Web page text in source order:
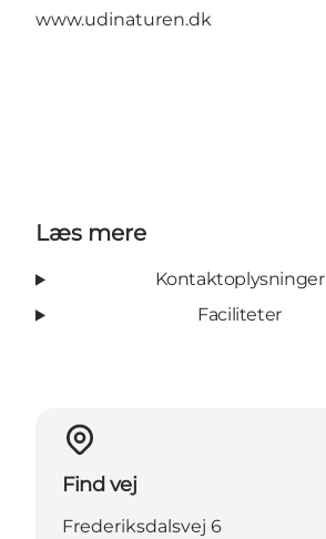
www.udinaturen.dk
Læs mere
Kontaktoplysninger
Faciliteter
Find vej
Frederiksdalsvej 6